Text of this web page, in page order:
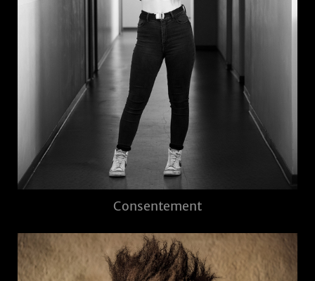
Consentement